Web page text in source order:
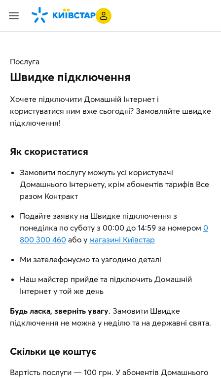
Послуга
Швидке підключення
Хочете підключити Домашній Інтернет і
користуватися ним вже сьогодні? Замовляйте швидке
підключення!
Як cкористатися
Замовити послугу можуть усі користувачі
Домашнього Інтернету, крім абонентів тарифів Все
разом Контракт
Подайте заявку на Швидке підключення з
понеділка по суботу з 00:00 до 14:59 за номером 0
800 300 460 або у магазині Київстар
Ми зателефонуємо та узгодимо деталі
Наш майстер прийде та підключить Домашній
Інтернет у той же день
Будь ласка, зверніть увагу. Замовити Швидке
підключення не можна у неділю та на державні свята.
Скільки це коштує
Вартість послуги — 100 грн. У абонентів Домашнього